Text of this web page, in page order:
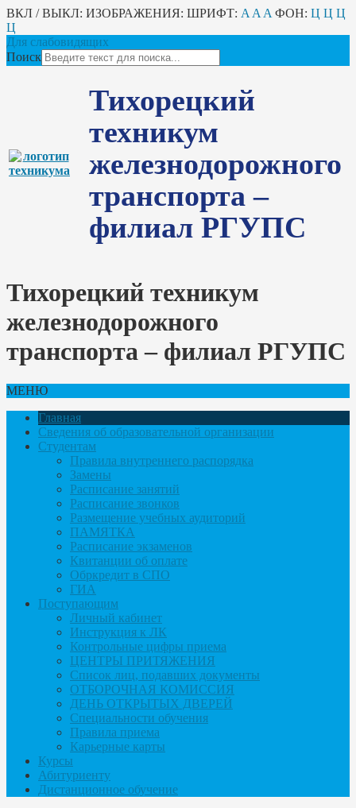
ВКЛ / ВЫКЛ: ИЗОБРАЖЕНИЯ: ШРИФТ: A A A ФОН: Ц Ц Ц
Ц
Для слабовидящих
Поиск
Тихорецкий
техникум
железнодорожного
транспорта –
филиал РГУПС
Тихорецкий техникум
железнодорожного
транспорта – филиал РГУПС
МЕНЮ
Главная
Сведения об образовательной организации
Студентам
Правила внутреннего распорядка
Замены
Расписание занятий
Расписание звонков
Размещение учебных аудиторий
ПАМЯТКА
Расписание экзаменов
Квитанции об оплате
Обркредит в СПО
ГИА
Поступающим
Личный кабинет
Инструкция к ЛК
Контрольные цифры приема
ЦЕНТРЫ ПРИТЯЖЕНИЯ
Список лиц, подавших документы
ОТБОРОЧНАЯ КОМИССИЯ
ДЕНЬ ОТКРЫТЫХ ДВЕРЕЙ
Специальности обучения
Правила приема
Карьерные карты
Курсы
Абитуриенту
Дистанционное обучение